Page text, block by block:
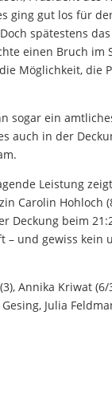
ging gut los für
spätestens
einen Bruch im
Möglichkeit, die
sogar ein
auch in der
Leistung
Carolin Hohloch
Deckung beim
und gewiss kein
Annika Kriwat
Julia